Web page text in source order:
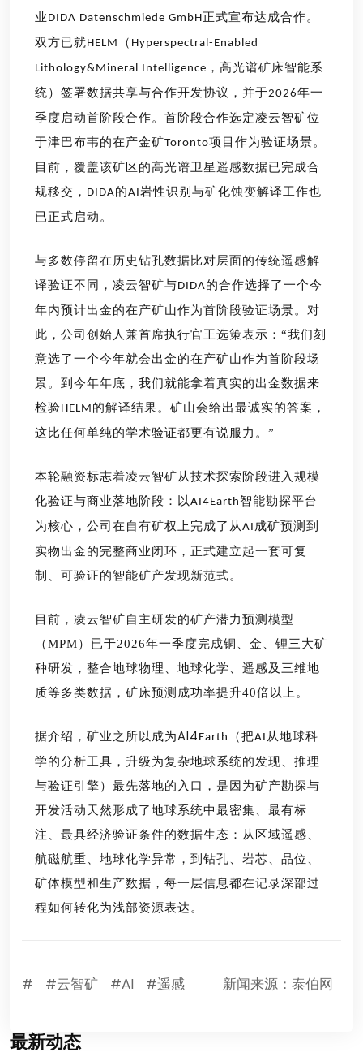
业 DIDA Datenschmiede GmbH正式宣布达成合作。
双方已就HELM （ Hyperspectral-Enabled
Lithology&Mineral Intelligence ，高光谱矿床智能系
统）签署数据共享与合作开发协议，并于2026年一
季度启动首阶段合作。首阶段合作选定凌云智矿位
于津巴布韦的在产金矿Toronto项目作为验证场景。
目前，覆盖该矿区的高光谱卫星遥感数据已完成合
规移交， DIDA的AI岩性识别与矿化蚀变解译工作也
已正式启动。
与多数停留在历史钻孔数据比对层面的传统遥感解
译验证不同，凌云智矿与DIDA的合作选择了一个今
年内预计出金的在产矿山作为首阶段验证场景。 对
此，公司 创始人兼首席执行官王选策表示： “我们刻
意选了一个今年就会出金的在产矿山作为首阶段场
景。到今年年底，我们就能拿着真实的出金数据来
检验HELM 的解译结果。矿山会给出最诚实的答案，
这比任何单纯的学术验证都更有说服力。”
本轮融资标志着凌云智矿从技术探索阶段进入规模
化验证与商业落地阶段：以 AI4Earth 智能勘探平台
为核心，公司在自有矿权上完成了从 AI 成矿预测到
实物出金的完整商业闭环，正式建立起一套可复
制、可验证的智能矿产发现新范式。
目前，凌云智矿自主研发的矿产潜力预测模型
（MPM）已于2026年一季度完成铜、金、锂三大矿
种研发，整合地球物理、地球化学、遥感及三维地
质等多类数据，矿床预测成功率提升40倍以上。
据介绍， 矿业之所以成为AI4 Earth （把AI 从地球科
学的分析工具，升级为复杂地球系统的发现、推理
与验证引擎 ） 最先落地的入口，是因为矿产勘探与
开发活动天然形成了地球系统中最密集、最有标
注、最具经济验证条件的数据生态：从区域遥感、
航磁航重、地球化学异常，到钻孔、岩芯、品位、
矿体模型和生产数据，每一层信息都在记录深部过
程如何转化为浅部资源表达。
# #云智矿 #AI #遥感 新闻来源：泰伯网
最新动态